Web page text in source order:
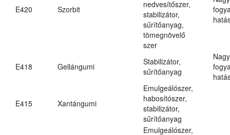
E420 Szorbit
nedvesítőszer,
stabilizátor,
sűrítőanyag,
tömegnövelő
szer
E418 Gellángumi
Stabilizátor,
sűrítőanyag
E415 Xantángumi
Emulgeálószer,
habosítószer,
stabilizátor,
sűrítőanyag
Emulgeálószer,